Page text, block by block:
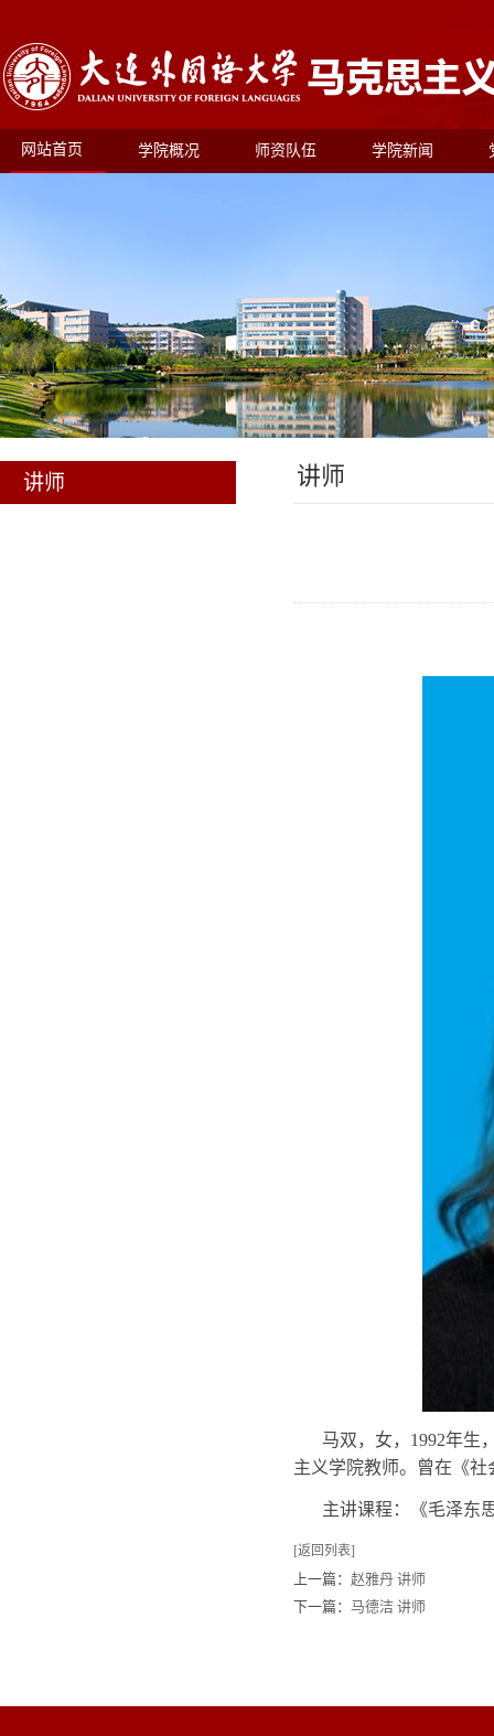
网站首页 学院概况 师资队伍 学院新闻
讲师 讲师
马双，女，1992年生
主义学院教师。曾在《
主讲课程：《毛泽东
[返回列表]
上一篇： 赵雅丹 讲师
下一篇： 马德洁 讲师